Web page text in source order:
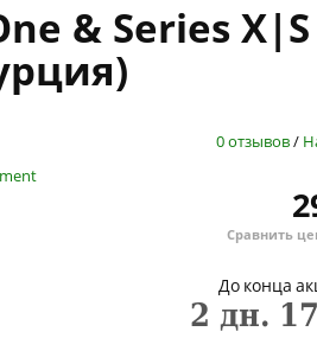
& Series X|S
0 отзывов/
Сравнить
До конца
2 дн. 17